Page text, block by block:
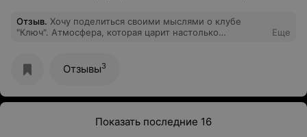
Отзыв. Хочу поделиться своими мыслями о клубе
"Ключ". Атмосфера, которая царит настолько
труд, который был вложен в это помещение, или
люди, которые преподают, возможно все вместе,
бросается в глаза, это экологичность и простота в
Натуральные материалы и атрибуты помещения, вот
что притягивает. Именно в таких местах хочется
Еще
Отзывы3
Показать последние 16